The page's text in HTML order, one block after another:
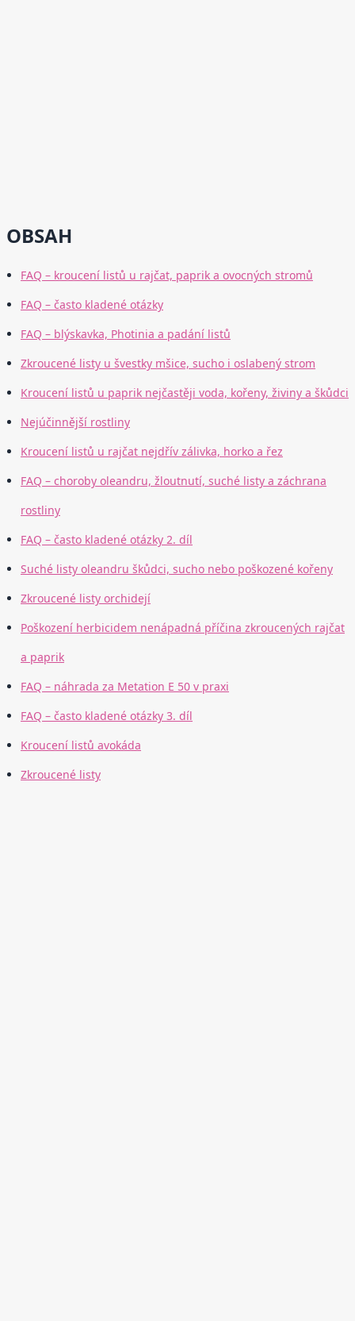
OBSAH
FAQ – kroucení listů u rajčat, paprik a ovocných stromů
FAQ – často kladené otázky
FAQ – blýskavka, Photinia a padání listů
Zkroucené listy u švestky mšice, sucho i oslabený strom
Kroucení listů u paprik nejčastěji voda, kořeny, živiny a škůdci
Nejúčinnější rostliny
Kroucení listů u rajčat nejdřív zálivka, horko a řez
FAQ – choroby oleandru, žloutnutí, suché listy a záchrana
rostliny
FAQ – často kladené otázky 2. díl
Suché listy oleandru škůdci, sucho nebo poškozené kořeny
Zkroucené listy orchidejí
Poškození herbicidem nenápadná příčina zkroucených rajčat
a paprik
FAQ – náhrada za Metation E 50 v praxi
FAQ – často kladené otázky 3. díl
Kroucení listů avokáda
Zkroucené listy